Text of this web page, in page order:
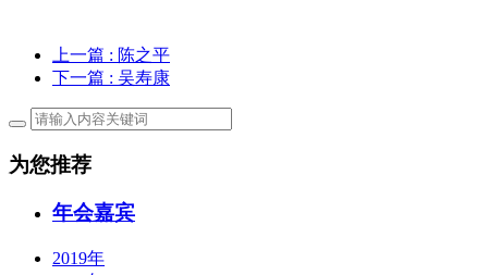
上一篇 : 陈之平
下一篇 : 吴寿康
为您推荐
年会嘉宾
2019年